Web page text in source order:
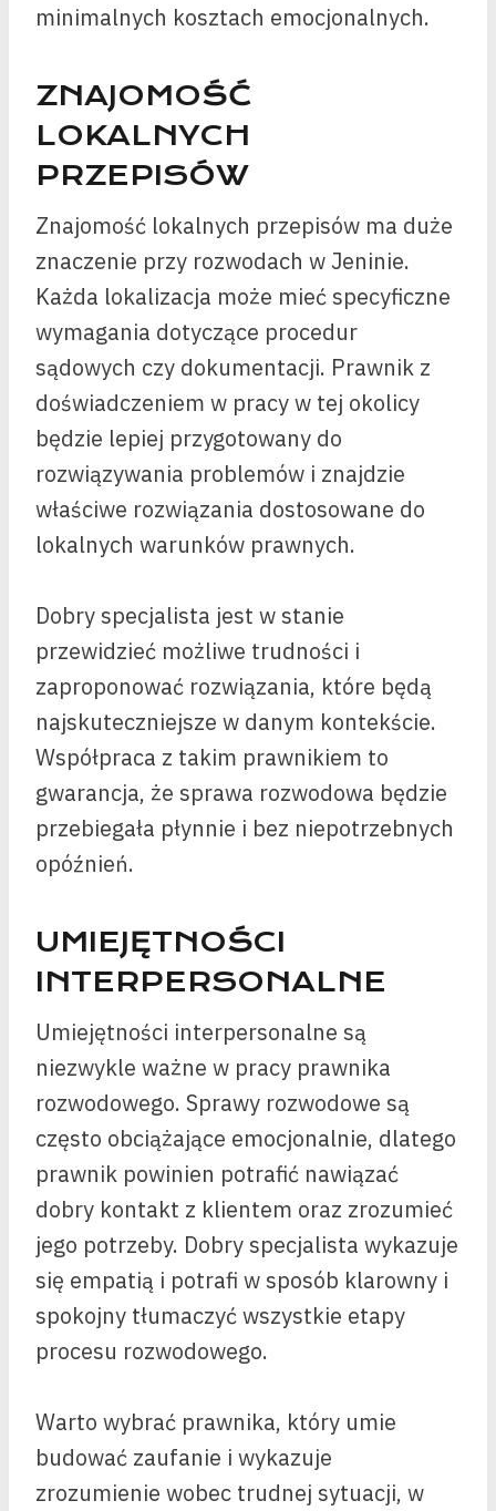
minimalnych kosztach emocjonalnych.
ZNAJOMOŚĆ
LOKALNYCH
PRZEPISÓW
Znajomość lokalnych przepisów ma duże
znaczenie przy rozwodach w Jeninie.
Każda lokalizacja może mieć specyficzne
wymagania dotyczące procedur
sądowych czy dokumentacji. Prawnik z
doświadczeniem w pracy w tej okolicy
będzie lepiej przygotowany do
rozwiązywania problemów i znajdzie
właściwe rozwiązania dostosowane do
lokalnych warunków prawnych.
Dobry specjalista jest w stanie
przewidzieć możliwe trudności i
zaproponować rozwiązania, które będą
najskuteczniejsze w danym kontekście.
Współpraca z takim prawnikiem to
gwarancja, że sprawa rozwodowa będzie
przebiegała płynnie i bez niepotrzebnych
opóźnień.
UMIEJĘTNOŚCI
INTERPERSONALNE
Umiejętności interpersonalne są
niezwykle ważne w pracy prawnika
rozwodowego. Sprawy rozwodowe są
często obciążające emocjonalnie, dlatego
prawnik powinien potrafić nawiązać
dobry kontakt z klientem oraz zrozumieć
jego potrzeby. Dobry specjalista wykazuje
się empatią i potrafi w sposób klarowny i
spokojny tłumaczyć wszystkie etapy
procesu rozwodowego.
Warto wybrać prawnika, który umie
budować zaufanie i wykazuje
zrozumienie wobec trudnej sytuacji, w